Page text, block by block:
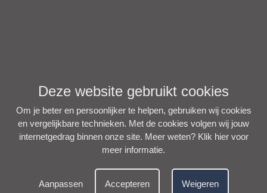
Deze website gebruikt cookies
Om je beter en persoonlijker te helpen, gebruiken wij cookies
en vergelijkbare technieken. Met de cookies volgen wij jouw
internetgedrag binnen onze site. Meer weten? Klik hier voor
meer informatie.
Aanpassen Accepteren Weigeren